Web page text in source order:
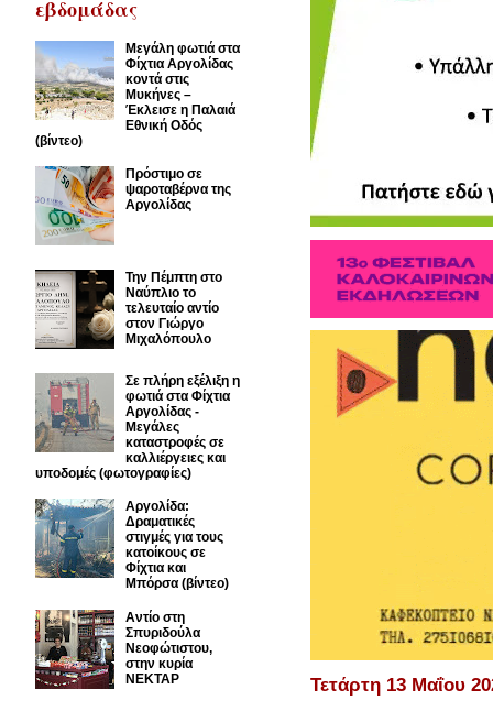
Τετάρτη 13 Μαΐου
εβδομάδας
Μεγάλη φωτιά στα
Φίχτια Αργολίδας
κοντά στις
Μυκήνες –
Έκλεισε η Παλαιά
Εθνική Οδός
(βίντεο)
Πρόστιμο σε
ψαροταβέρνα της
Αργολίδας
Την Πέμπτη στο
Ναύπλιο το
τελευταίο αντίο
στον Γιώργο
Μιχαλόπουλο
Σε πλήρη εξέλιξη η
φωτιά στα Φίχτια
Αργολίδας -
Μεγάλες
καταστροφές σε
καλλιέργειες και
υποδομές (φωτογραφίες)
Αργολίδα:
Δραματικές
στιγμές για τους
κατοίκους σε
Φίχτια και
Μπόρσα (βίντεο)
Αντίο στη
Σπυριδούλα
Νεοφώτιστου,
στην κυρία
ΝΕΚΤΑΡ